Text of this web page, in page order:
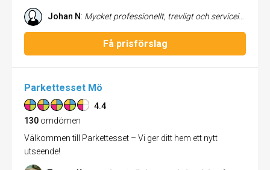
Johan N: Mycket professionellt, trevligt och serviceinriktat bemötande. Daniel har stark yrkesstolthet och kompetens avspeglade sig på resultatet som var 5 av 5 möjliga. Jag kan verkligen rekommendera honom!
Få prisförslag
Parkettesset Mö
4.4
130 omdömen
Välkommen till Parkettesset – Vi ger ditt hem ett nytt
utseende!